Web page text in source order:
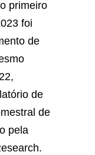
primeiro
foi
de
de
de
pela